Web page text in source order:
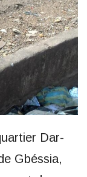
Dar-
Gbéssia,